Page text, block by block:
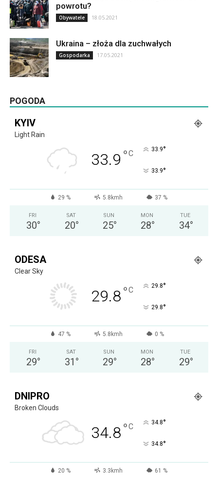
powrotu?
Obywatele 18.05.2021
Ukraina – złoża dla zuchwałych
Gospodarka 17.05.2021
POGODA
KYIV
Light Rain
33.9 °C 33.9°
33.9°
29 % 5.8kmh 37 %
FRI
30°
SAT
20°
SUN
25°
MON
28°
TUE
34°
ODESA
Clear Sky
29.8°C 29.8°
29.8°
47 % 5.8kmh 0 %
FRI
29°
SAT
31 °
SUN
29°
MON
28°
TUE
29°
DNIPRO
Broken Clouds
34.8°C 34.8°
34.8°
20 % 3.3kmh 61 %